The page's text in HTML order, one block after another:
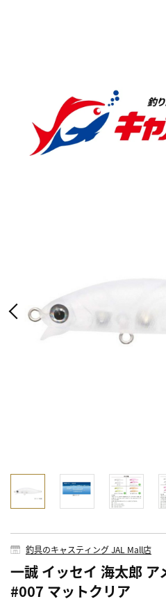
釣具のキャスティング JAL Mall店
一誠 イッセイ 海太郎 ア
#007 マットクリア